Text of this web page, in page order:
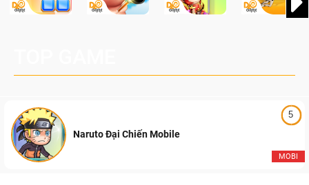
5
MOBI
Naruto Đại Chiến Mobile